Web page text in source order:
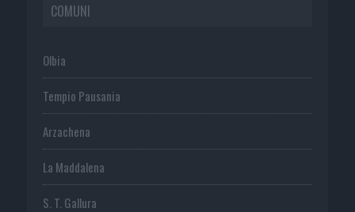
COMUNI
Olbia
Tempio Pausania
Arzachena
La Maddalena
S. T. Gallura